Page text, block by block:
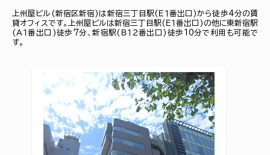
上州屋ビル(新宿区新宿)は新宿三丁目駅(Ｅ１番出口)から徒歩4分の賃
貸オフィスです。上州屋ビルは新宿三丁目駅(Ｅ１番出口)の他に東新宿駅
(Ａ１番出口)徒歩7分、新宿駅(Ｂ１２番出口)徒歩10分で利用も可能で
す。